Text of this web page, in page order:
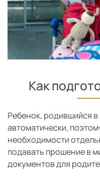
Как
Ребенок, родившийся
автоматически,
необходимости
подавать прошение в
документов для